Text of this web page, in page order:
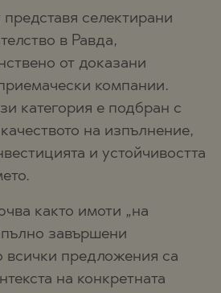
селектирани
в Равда,
от доказани
компании.
категория е подбран с
на изпълнение,
и устойчивостта
както имоти „на
завършени
всички предложения са
на конкретната